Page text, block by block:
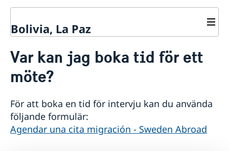
Bolivia, La Paz
Om oss
Ambassadens personal
Dataskyddspolicy för utlandsmyndigheterna
Så stöttar vi svenska företag
Team Sweden
Så kan du få stöd
Svenska företag i Bolivia
Anmäl handelshinder
Anmäl din utlandsvistelse
Nyheter
Kalendarium
Var kan jag boka tid för ett
möte?
För att boka en tid för intervju kan du använda
följande formulär:
Agendar una cita migración - Sweden Abroad